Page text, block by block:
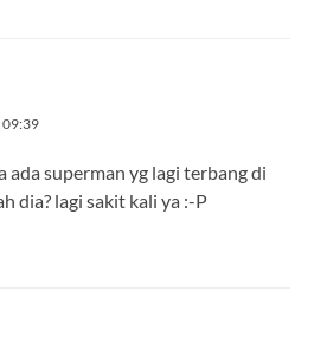
09:39
ada superman yg lagi terbang di
dia? lagi sakit kali ya :-P